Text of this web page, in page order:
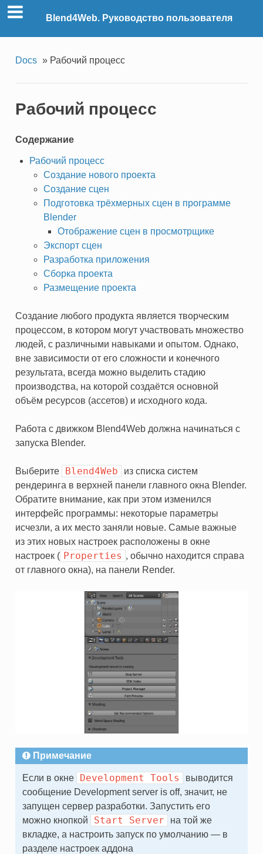
Blend4Web. Руководство пользователя
Docs » Рабочий процесс
Рабочий процесс
Содержание
Рабочий процесс
Создание нового проекта
Создание сцен
Подготовка трёхмерных сцен в программе
Blender
Отображение сцен в просмотрщике
Экспорт сцен
Разработка приложения
Сборка проекта
Размещение проекта
Создание любого продукта является творческим
процессом, в котором могут участвовать множество
людей, с различными навыками и опытом. Однако,
вне зависимости от его сложности и конечного
результата, всегда можно выделить стадию
производства, на которой создаётся основной
объём ресурсов (ассетов) и исходного кода.
Работа с движком Blend4Web должна начинаться с
запуска Blender.
Выберите Blend4Web
из списка систем
рендеринга в верхней панели главного окна Blender.
Обратите внимание, как при этом изменился
интерфейс программы: некоторые параметры
исчезли, а их место заняли новые. Самые важные
из этих новых настроек расположены в окне
настроек ( Properties , обычно находится справа
от главного окна), на панели Render.
Примечание
Если в окне Development Tools
выводится
сообщение Development server is off, значит, не
запущен сервер разработки. Запустить его
можно кнопкой
Start Server
на той же
вкладке, а настроить запуск по умолчанию — в
разделе настроек аддона